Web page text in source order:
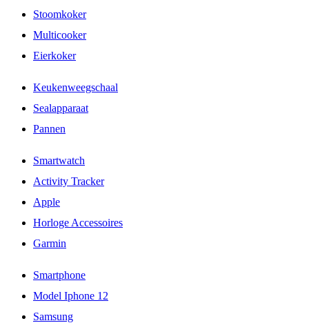
Stoomkoker
Multicooker
Eierkoker
Keukenweegschaal
Sealapparaat
Pannen
Smartwatch
Activity Tracker
Apple
Horloge Accessoires
Garmin
Smartphone
Model Iphone 12
Samsung